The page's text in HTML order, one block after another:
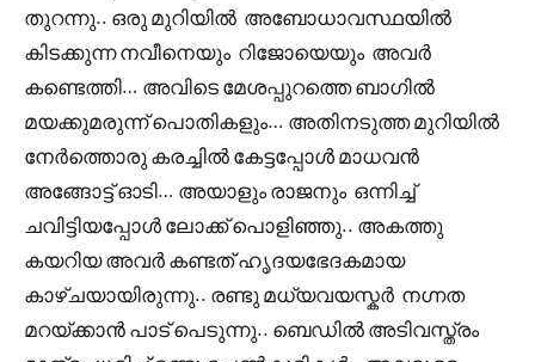
തുറന്നു.. ഒരു മുറിയിൽ അബോധാവസ്ഥയിൽ
കിടക്കുന്ന നവീനെയും റിജോയെയും അവർ
കണ്ടെത്തി… അവിടെ മേശപ്പുറത്തെ ബാഗിൽ
മയക്കുമരുന്ന് പൊതികളും… അതിനടുത്ത മുറിയിൽ
നേർത്തൊരു കരച്ചിൽ കേട്ടപ്പോൾ മാധവൻ
അങ്ങോട്ട് ഓടി… അയാളും രാജനും ഒന്നിച്ച്
ചവിട്ടിയപ്പോൾ ലോക്ക് പൊളിഞ്ഞു.. അകത്തു
കയറിയ അവർ കണ്ടത് ഹൃദയഭേദകമായ
കാഴ്ചയായിരുന്നു.. രണ്ടു മധ്യവയസ്കർ നഗ്നത
മറയ്ക്കാൻ പാട് പെടുന്നു.. ബെഡിൽ അടിവസ്ത്രം